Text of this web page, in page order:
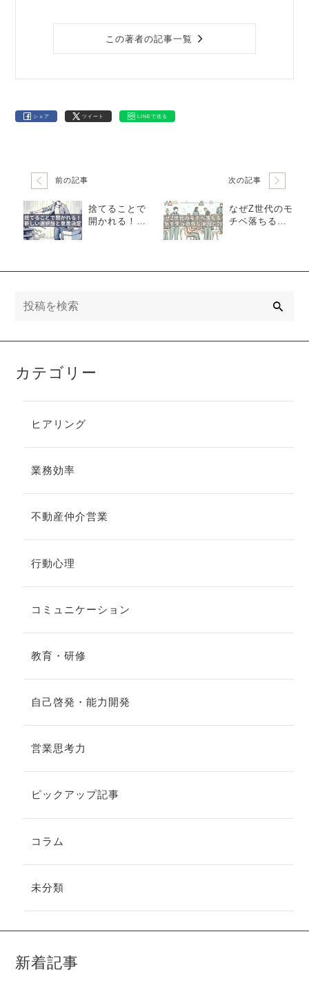
この著者の記事一覧
シェア ツイート LINEで送る
前の記事
捨てることで
開かれる！新
次の記事
なぜZ世代のモ
チベ落ちる？
カテゴリー
ヒアリング
業務効率
不動産仲介営業
行動心理
コミュニケーション
教育・研修
自己啓発・能力開発
営業思考力
ピックアップ記事
コラム
未分類
新着記事